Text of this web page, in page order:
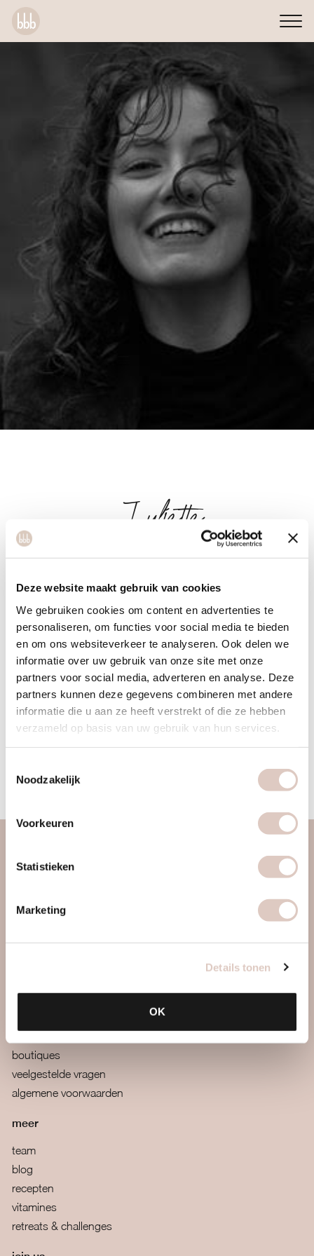
Deze website maakt gebruik van cookies
We gebruiken cookies om content en advertenties te
personaliseren, om functies voor social media te bieden
en om ons websiteverkeer te analyseren. Ook delen we
informatie over uw gebruik van onze site met onze
partners voor social media, adverteren en analyse. Deze
partners kunnen deze gegevens combineren met andere
informatie die u aan ze heeft verstrekt of die ze hebben
verzameld op basis van uw gebruik van hun services.
Noodzakelijk
Voorkeuren
Statistieken
Marketing
Details tonen
OK
Juliette
doel om deze twee passies te combineren in een holistische
werkwijze, waar welzijn, body en mind in harmonie zijn. Als
bbb coach is ze gedreven mensen te helpen een gezonde
relatie met hun lichaam te ontwikkelen. Ze gelooft dat echte
balans ontstaat door te luisteren naar zowel fysieke als
mentale signalen. Juliette is sterk sensitief; wat maakt dat ze
makkelijk contact maakt, anderen begrijpt, en een veilige
omgeving creëert om samen te zijn. Ze is zorgzaam, intuïtief,
en authentiek. Ze geeft met zachtheid en kracht les, met
sensititevit als sterke kwaliteit om anderen te begeleiden en
inspireren.
ontdek ons
locaties & roosters
contact
boutiques
veelgestelde vragen
algemene voorwaarden
meer
team
blog
recepten
vitamines
retreats & challenges